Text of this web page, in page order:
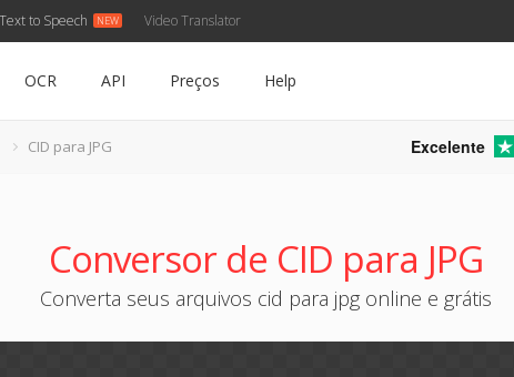
Text to Speech Video Translator
OCR API Preços Help
CID para JPG Excelente
Conversor de CID para JPG
Converta seus arquivos cid para jpg online e grátis